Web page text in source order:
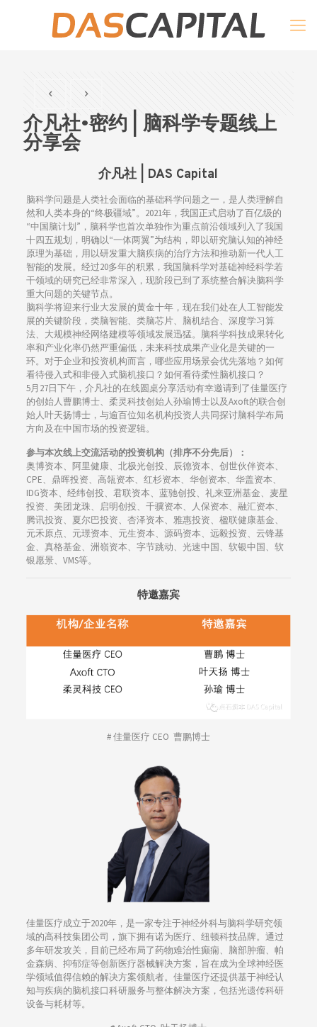
介凡社•密约 | 脑科学专题线上
分享会
介凡社 | DAS Capital
脑科学问题是人类社会面临的基础科学问题之一，是人类理解自
然和人类本身的“终极疆域”。2021年，我国正式启动了百亿级的
“中国脑计划”，脑科学也首次单独作为重点前沿领域列入了我国
十四五规划，明确以“一体两翼”为结构，即以研究脑认知的神经
原理为基础，用以研发重大脑疾病的治疗方法和推动新一代人工
智能的发展。经过20多年的积累，我国脑科学对基础神经科学若
干领域的研究已经非常深入，现阶段已到了系统整合解决脑科学
重大问题的关键节点。
脑科学将迎来行业大发展的黄金十年，现在我们处在人工智能发
展的关键阶段，类脑智能、类脑芯片、脑机结合、深度学习算
法、大规模神经网络建模等领域发展迅猛。脑科学科技成果转化
率和产业化率仍然严重偏低，未来科技成果产业化是关键的一
环。对于企业和投资机构而言，哪些应用场景会优先落地？如何
看待侵入式和非侵入式脑机接口？如何看待柔性脑机接口？
5月27日下午，介凡社的在线圆桌分享活动有幸邀请到了佳量医疗
的创始人曹鹏博士、柔灵科技创始人孙瑜博士以及Axoft的联合创
始人叶天扬博士，与逾百位知名机构投资人共同探讨脑科学布局
方向及在中国市场的投资逻辑。
参与本次线上交流活动的投资机构（排序不分先后）：
奥博资本、阿里健康、北极光创投、辰德资本、创世伙伴资本、
CPE、鼎晖投资、高瓴资本、红杉资本、华创资本、华盖资本、
IDG资本、经纬创投、君联资本、蓝驰创投、礼来亚洲基金、麦星
投资、美团龙珠、启明创投、千骥资本、人保资本、融汇资本、
腾讯投资、夏尔巴投资、杏泽资本、雅惠投资、楹联健康基金、
元禾原点、元璟资本、元生资本、源码资本、远毅投资、云锋基
金、真格基金、洲嶺资本、字节跳动、光速中国、软银中国、软
银愿景、VMS等。
特邀嘉宾
# 佳量医疗 CEO 曹鹏博士
佳量医疗成立于2020年，是一家专注于神经外科与脑科学研究领
域的高科技集团公司，旗下拥有诺为医疗、纽顿科技品牌。通过
多年研发攻关，目前已经布局了药物难治性癫痫、脑部肿瘤、帕
金森病、抑郁症等创新医疗器械解决方案，旨在成为全球神经医
学领域值得信赖的解决方案领航者。佳量医疗还提供基于神经认
知与疾病的脑机接口科研服务与整体解决方案，包括光遗传科研
设备与耗材等。